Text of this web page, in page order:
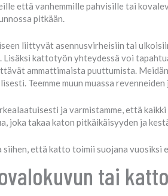
että vanhemmille pahvisille tai
pitkään.
liittyvät asennusvirheisiin tai
kattotyön yhteydessä voi
ammattimaista puuttumista.
Teemme muun muassa
ja varmistamme, että
joka takaa katon pitkäikäisyyden ja
että katto toimii suojana vuosiksi
tai